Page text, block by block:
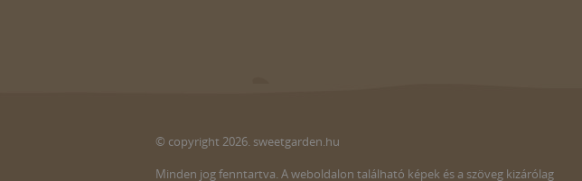
© copyright 2026. sweetgarden.hu
Minden jog fenntartva. A weboldalon található képek és a szöveg kizárólag